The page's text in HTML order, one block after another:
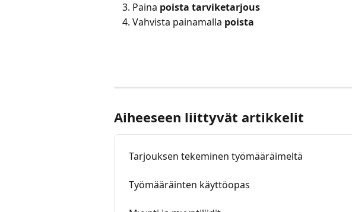
Paina poista tarviketarjous
Vahvista painamalla poista
Aiheeseen liittyvät artikkelit
Tarjouksen tekeminen työmääräimeltä
Työmääräinten käyttöopas